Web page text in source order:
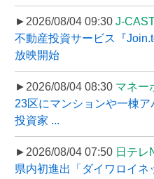
►2026/08/04 09:30 J-
不動産投資サービス『
放映開始
►2026/08/04 08:30 マネー
23区にマンションや一棟
投資家 ...
►2026/08/04 07:50 日テレ
県内初進出「ダイワロイ